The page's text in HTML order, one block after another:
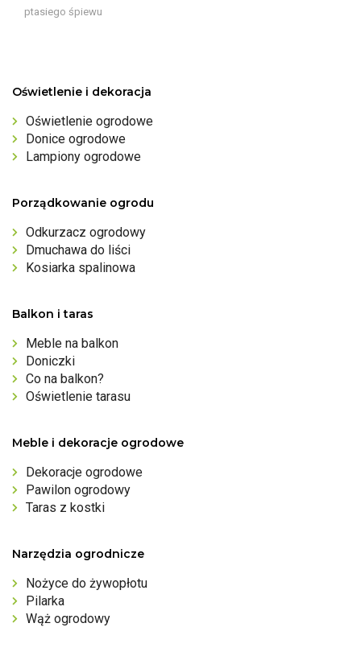
ptasiego śpiewu
Oświetlenie i dekoracja
Oświetlenie ogrodowe
Donice ogrodowe
Lampiony ogrodowe
Porządkowanie ogrodu
Odkurzacz ogrodowy
Dmuchawa do liści
Kosiarka spalinowa
Balkon i taras
Meble na balkon
Doniczki
Co na balkon?
Oświetlenie tarasu
Meble i dekoracje ogrodowe
Dekoracje ogrodowe
Pawilon ogrodowy
Taras z kostki
Narzędzia ogrodnicze
Nożyce do żywopłotu
Pilarka
Wąż ogrodowy